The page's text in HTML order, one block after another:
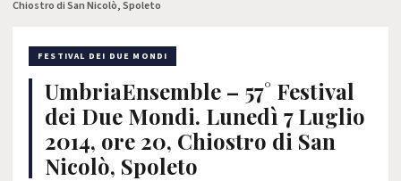
Chiostro di San Nicolò, Spoleto
FESTIVAL DEI DUE MONDI
UmbriaEnsemble – 57° Festival
dei Due Mondi. Lunedì 7 Luglio
2014, ore 20, Chiostro di San
Nicolò, Spoleto